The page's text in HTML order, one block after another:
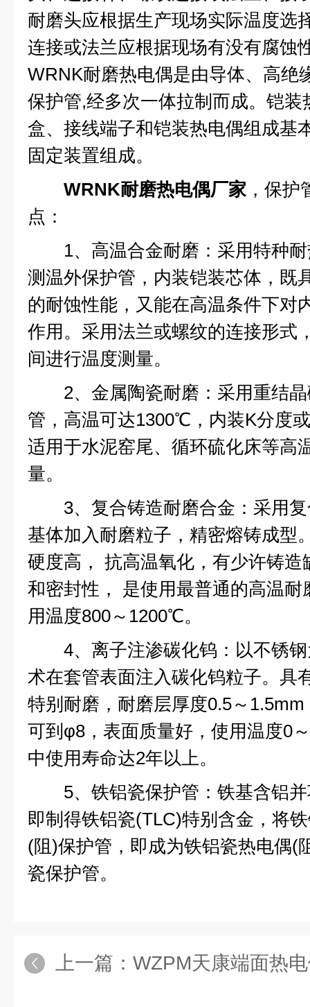
耐磨头应根据生产现场实际温度选
连接或法兰应根据现场有没有腐蚀
WRNK耐磨热电偶是由导体、高绝
保护管,经多次一体拉制而成。铠
盒、接线端子和铠装热电偶组成基
固定装置组成。
WRNK耐磨热电偶厂家，保护
点：
1、高温合金耐磨：采用特种耐
测温外保护管，内装铠装芯体，既
的耐蚀性能，又能在高温条件下对
作用。采用法兰或螺纹的连接形
间进行温度测量。
2、金属陶瓷耐磨：采用重结晶
管，高温可达1300℃，内装K分度
适用于水泥窑尾、循环硫化床等高
量。
3、复合铸造耐磨合金：采用复
基体加入耐磨粒子，精密熔铸成型
硬度高， 抗高温氧化，有少许铸
和密封性， 是使用最普通的高温
用温度800～1200℃。
4、离子注渗碳化钨：以不锈钢
术在套管表面注入碳化钨粒子。具
特别耐磨，耐磨层厚度0.5～
可到φ8，表面质量好，使用温度0
中使用寿命达2年以上。
5、铁铝瓷保护管：铁基含铝并
即制得铁铝瓷(TLC)特别含金，将
(阻)保护管，即成为铁铝瓷热电偶(
瓷保护管。
上一篇： WZPM天康端面热